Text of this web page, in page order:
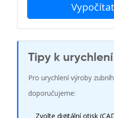
Tipy k
Pro urychlení výroby
doporučujeme:
Zvolte digitální otisk